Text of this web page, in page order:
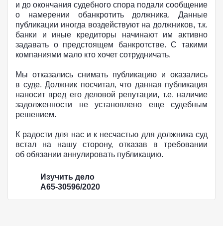
и до окончания судебного спора подали сообщение
о намерении обанкротить должника. Данные
публикации иногда воздействуют на должников, т.к.
банки и иные кредиторы начинают им активно
задавать о предстоящем банкротстве. С такими
компаниями мало кто хочет сотрудничать.
Мы отказались снимать публикацию и оказались
в суде. Должник посчитал, что данная публикация
наносит вред его деловой репутации, т.е. наличие
задолженности не установлено еще судебным
решением.
К радости для нас и к несчастью для должника суд
встал на нашу сторону, отказав в требовании
об обязании аннулировать публикацию.
Изучить дело
А65-30596/2020